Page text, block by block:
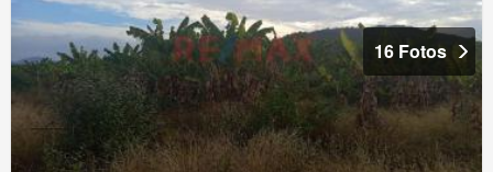
16 Fotos